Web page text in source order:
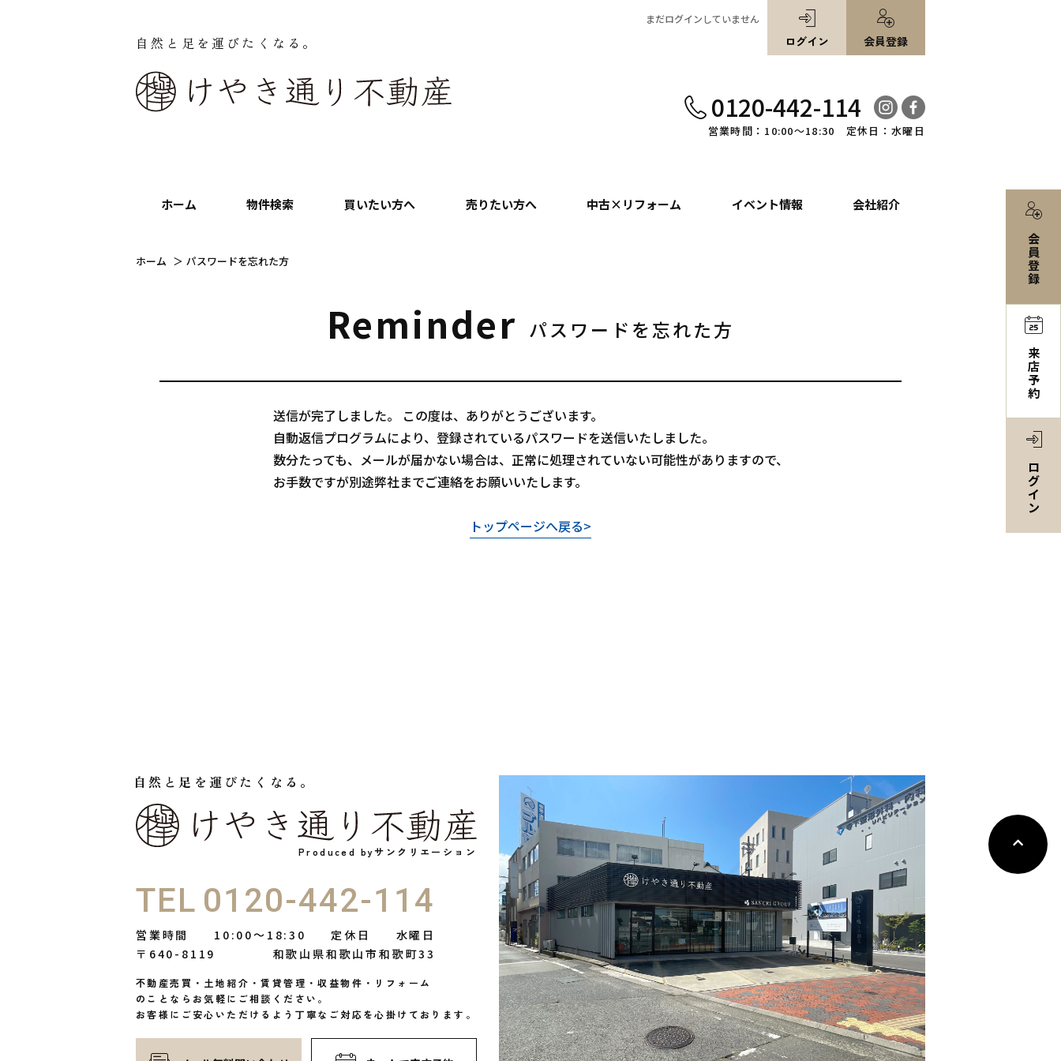
自然と足を運びたくなる。
まだログインしていません
ログイン 会員登録
0120-442-114
営業時間：10:00～18:30 定休日：水曜日
ホーム 物件検索 買いたい方へ 売りたい方へ 中古×リフォーム イベント情報 会社紹介
会
員
登
録
来
店
予
約
ロ
グ
イ
ン
ホーム パスワードを忘れた方
Reminder パスワードを忘れた方
送信が完了しました。 この度は、ありがとうございます。
自動返信プログラムにより、登録されているパスワードを送信いたしました。
数分たっても、メールが届かない場合は、正常に処理されていない可能性がありますので、
お手数ですが別途弊社までご連絡をお願いいたします。
トップページへ戻る>
自然と足を運びたくなる。
Produced byサンクリエーション
TEL 0120-442-114
営業時間 10:00〜18:30 定休日
水曜日
〒640-8119
和歌山県和歌山市和歌町33
不動産売買・土地紹介・賃貸管理・収益物件・リフォーム
のことならお気軽にご相談ください。
お客様にご安心いただけるよう丁寧なご対応を心掛けております。